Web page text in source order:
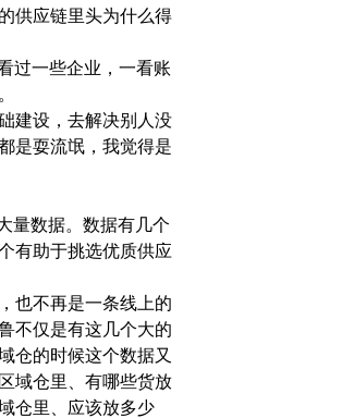
供应链里头为什么得
过一些企业，一看账
建设，去解决别人没
是耍流氓，我觉得是
量数据。数据有几个
有助于挑选优质供应
也不再是一条线上的
不仅是有这几个大的
仓的时候这个数据又
域仓里、有哪些货放
仓里、应该放多少